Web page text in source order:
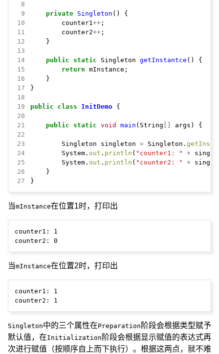
8
9
private Singleton ()
{
10
counter1++;
11
counter2++;
12
}
13
14
public static Singleton getInstantce ()
{
15
return mInstance;
16
}
17
}
18
19
public class InitDemo
{
20
21
public static void main (String args)
{
22
23
Singleton singleton = Singleton.
24
System. out . println ( "counter1: " +
25
System. out . println ( "counter2: " +
26
}
27
}
当mInstance在位置1时，打印出
counter1: 1
当mInstance在位置2时，打印出
counter1: 1
Singleton中的三个属性在Preparation 阶段会根据类型赋予
默认值，在Initialization 阶段会根据显示赋值的表达式再
次进行赋值（按顺序自上而下执行）。根据这两点，就不难